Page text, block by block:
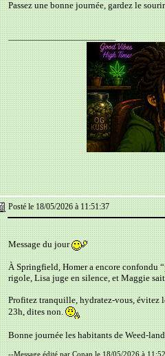
Passez une bonne journée, gardez le
__________________________
Posté le 18/05/2026 à 11:51:37
Message du jour
À Springfield, Homer a encore confondu
rigole, Lisa juge en silence, et Maggie
Profitez tranquille, hydratez-vous, évitez
23h, dites non.
Bonne journée les habitants de Weed-
--Message édité par Conan le 18/05/2026 à